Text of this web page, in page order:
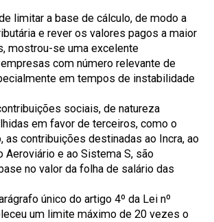
limitar a base de cálculo, de modo a
e rever os valores pagos a maior
mostrou-se uma excelente
com número relevante de
em tempos de instabilidade
sociais, de natureza
em favor de terceiros, como o
as contribuições destinadas ao Incra, ao
Aeroviário e ao Sistema S, são
no valor da folha de salário das
único do artigo 4º da Lei nº
um limite máximo de 20 vezes o